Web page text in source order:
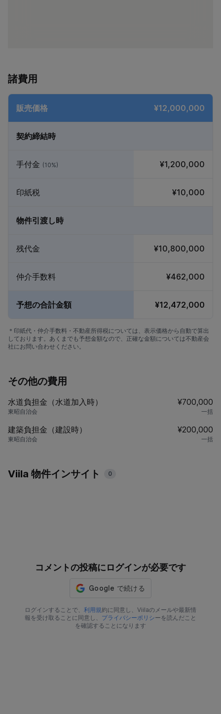
諸費用
販売価格 ¥12,000,000
契約締結時
手付金 (10%) ¥1,200,000
印紙税 ¥10,000
物件引渡し時
残代金 ¥10,800,000
仲介手数料 ¥462,000
予想の合計金額 ¥12,472,000
＊印紙代・仲介手数料・不動産所得税については、表示価格から自動で算出
しております。あくまでも予想金額なので、正確な金額については不動産会
社にお問い合わせください。
その他の費用
水道負担金（水道加入時）
東昭自治会
¥700,000
一括
建築負担金（建設時）
東昭自治会
¥200,000
一括
Viila 物件インサイト 0
コメントの投稿にログインが必要です
ログインすることで、 利用規約に同意し、Viilaのメールや最新情
報を受け取ることに同意し、 プライバシーポリシーを読んだこと
を確認することになります